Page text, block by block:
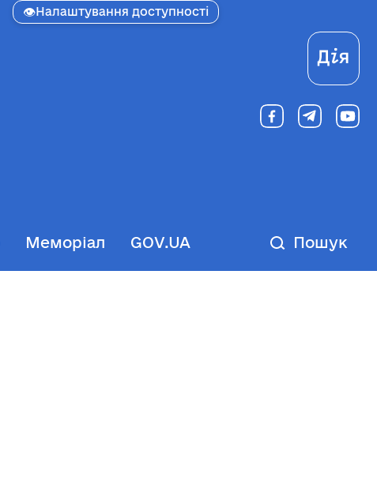
👁Налаштування доступності
Меморіал GOV.UA Пошук